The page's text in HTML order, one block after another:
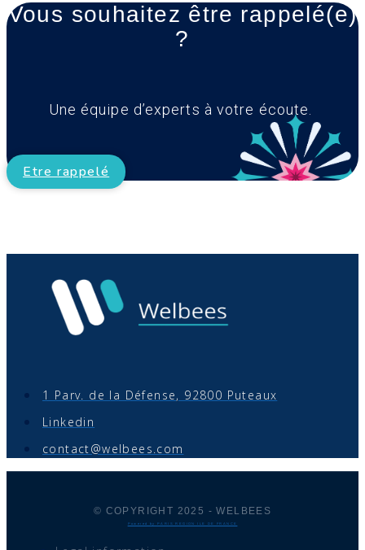
Vous souhaitez être rappelé(e)
?
Une équipe d’experts à votre écoute.
Etre rappelé
1 Parv. de la Défense, 92800 Puteaux
Linkedin
contact@welbees.com
© COPYRIGHT 2025 - WELBEES
Powered by PARIS REGION ILE DE FRANCE